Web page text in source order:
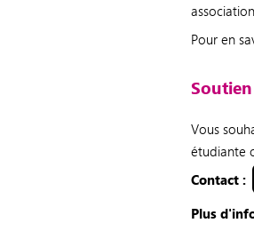
Pour en
Vous
étudiante
Contact :
Plus